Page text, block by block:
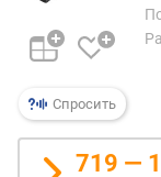
Спросить
719 —